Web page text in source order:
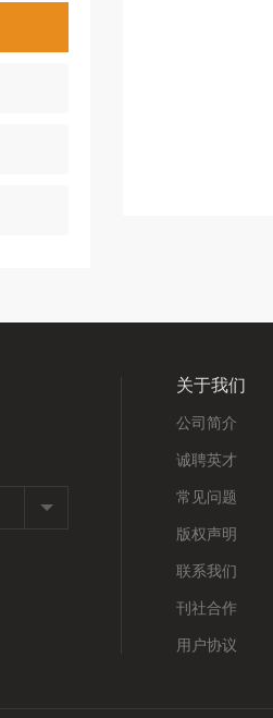
关于我们
公司简介
诚聘英才
常见问题
版权声明
联系我们
刊社合作
用户协议